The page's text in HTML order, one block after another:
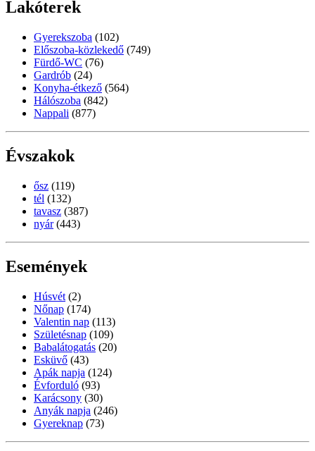
Lakóterek
Gyerekszoba (102)
Előszoba-közlekedő (749)
Fürdő-WC (76)
Gardrób (24)
Konyha-étkező (564)
Hálószoba (842)
Nappali (877)
Évszakok
ősz (119)
tél (132)
tavasz (387)
nyár (443)
Események
Húsvét (2)
Nőnap (174)
Valentin nap (113)
Születésnap (109)
Babalátogatás (20)
Esküvő (43)
Apák napja (124)
Évforduló (93)
Karácsony (30)
Anyák napja (246)
Gyereknap (73)